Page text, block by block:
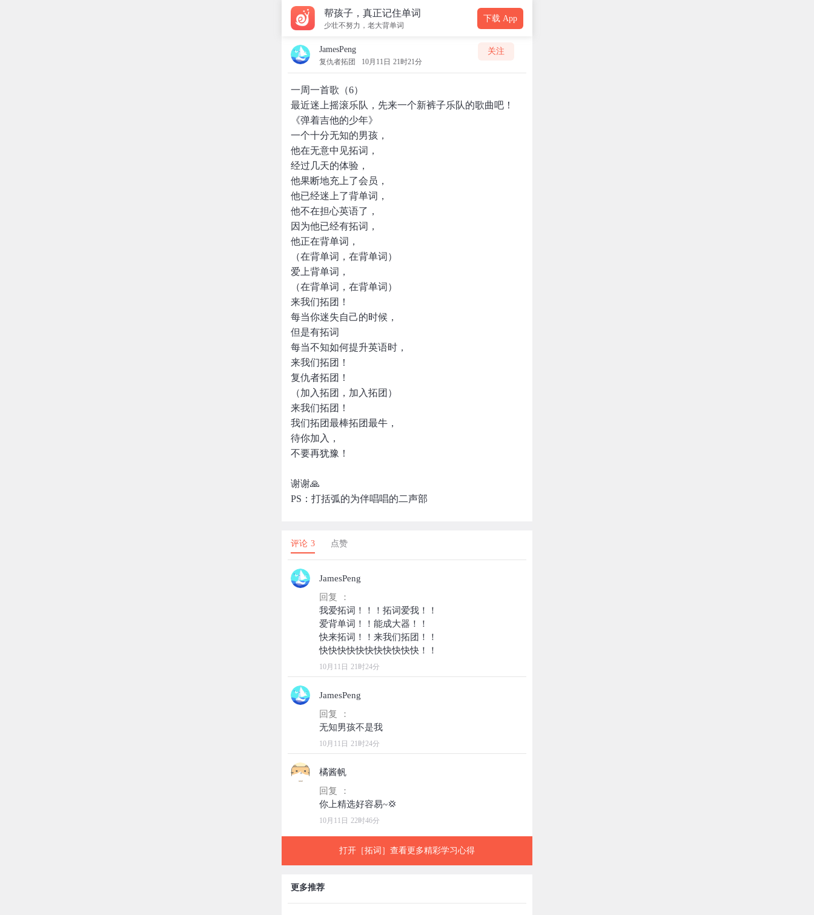
帮孩子，真正记住单词
少壮不努力，老大背单词
下载 App
JamesPeng
复仇者拓团 10月11日 21时21分
关注
一周一首歌（6）
最近迷上摇滚乐队，先来一个新裤子乐队的歌曲吧！
《弹着吉他的少年》
一个十分无知的男孩，
他在无意中见拓词，
经过几天的体验，
他果断地充上了会员，
他已经迷上了背单词，
他不在担心英语了，
因为他已经有拓词，
他正在背单词，
（在背单词，在背单词）
爱上背单词，
（在背单词，在背单词）
来我们拓团！
每当你迷失自己的时候，
但是有拓词
每当不知如何提升英语时，
来我们拓团！
复仇者拓团！
（加入拓团，加入拓团）
来我们拓团！
我们拓团最棒拓团最牛，
待你加入，
不要再犹豫！
谢谢🙏
PS：打括弧的为伴唱唱的二声部
评论 3 点赞
JamesPeng
回复 ：
我爱拓词！！！拓词爱我！！
爱背单词！！能成大器！！
快来拓词！！来我们拓团！！
10月11日 21时24分
JamesPeng
回复 ：
10月11日 21时24分
橘酱帆
回复 ：
10月11日 22时46分
打开［拓词］查看更多精彩学习心得
更多推荐